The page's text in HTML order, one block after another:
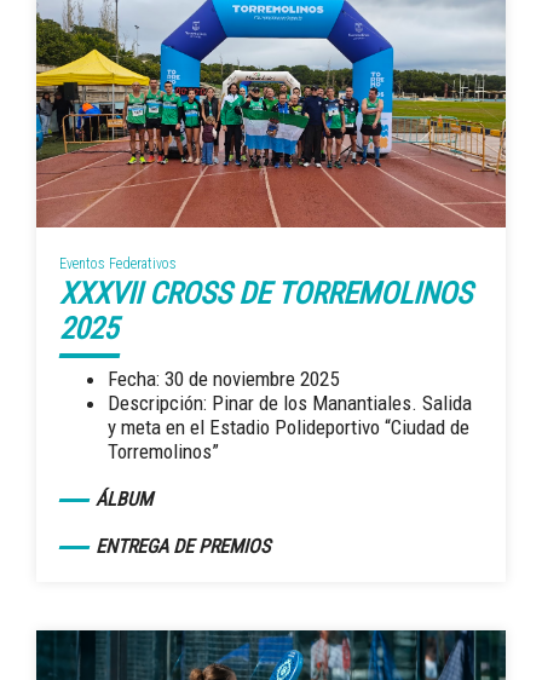
Eventos Federativos
XXXVII CROSS DE TORREMOLINOS
2025
Fecha: 30 de noviembre 2025
Descripción: Pinar de los Manantiales. Salida
y meta en el Estadio Polideportivo “Ciudad de
Torremolinos”
ÁLBUM
ENTREGA DE PREMIOS